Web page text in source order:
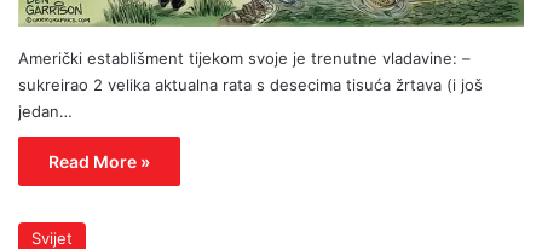
Američki establišment tijekom svoje je trenutne vladavine: –
sukreirao 2 velika aktualna rata s desecima tisuća žrtava (i još
jedan…
Read More »
Svijet